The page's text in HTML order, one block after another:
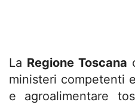
La Regione Toscana
ministeri competenti
e agroalimentare